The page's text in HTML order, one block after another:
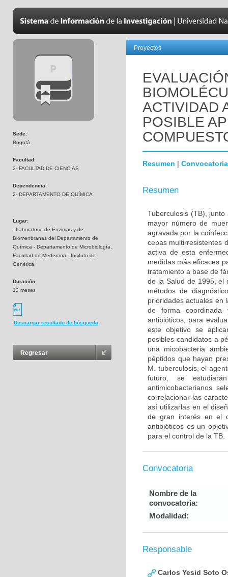
Sede:
Bogotá
Facultad:
2- FACULTAD DE CIENCIAS
Dependencia:
2- DEPARTAMENTO DE QUÍMICA
Lugar:
- Laboratorio de Enzimas y de
Biomenbranas del Departamento de
Química - Departamento de Microbiología,
Facultad de Medeicina - Insituto de
Genética
Duración:
12 meses
Descargar resultado de búsqueda
Regresar
Proyectos
ACTIVIDAD
POSIBLE
Resumen | Convocatoria
Resumen
Tuberculosis (TB),
mayor número de
agravada por la
cepas multirresistentes
activa de esta
medidas más eficaces
tratamiento a base de
de la Salud de 1995, el
métodos de
prioridades actuales en
de forma coordinada
antibióticos, para
este objetivo se
posibles candidatos a
una micobacteria
péptidos que hayan
M. tuberculosis, el
futuro, se
antimicobacterianos
correlacionar las
así utilizarlas en el
de gran interés en el
antibióticos es un
para el control de la TB.
Convocatoria
Nombre de la
convocatoria:
Modalidad:
Responsable
Carlos Yesid Soto